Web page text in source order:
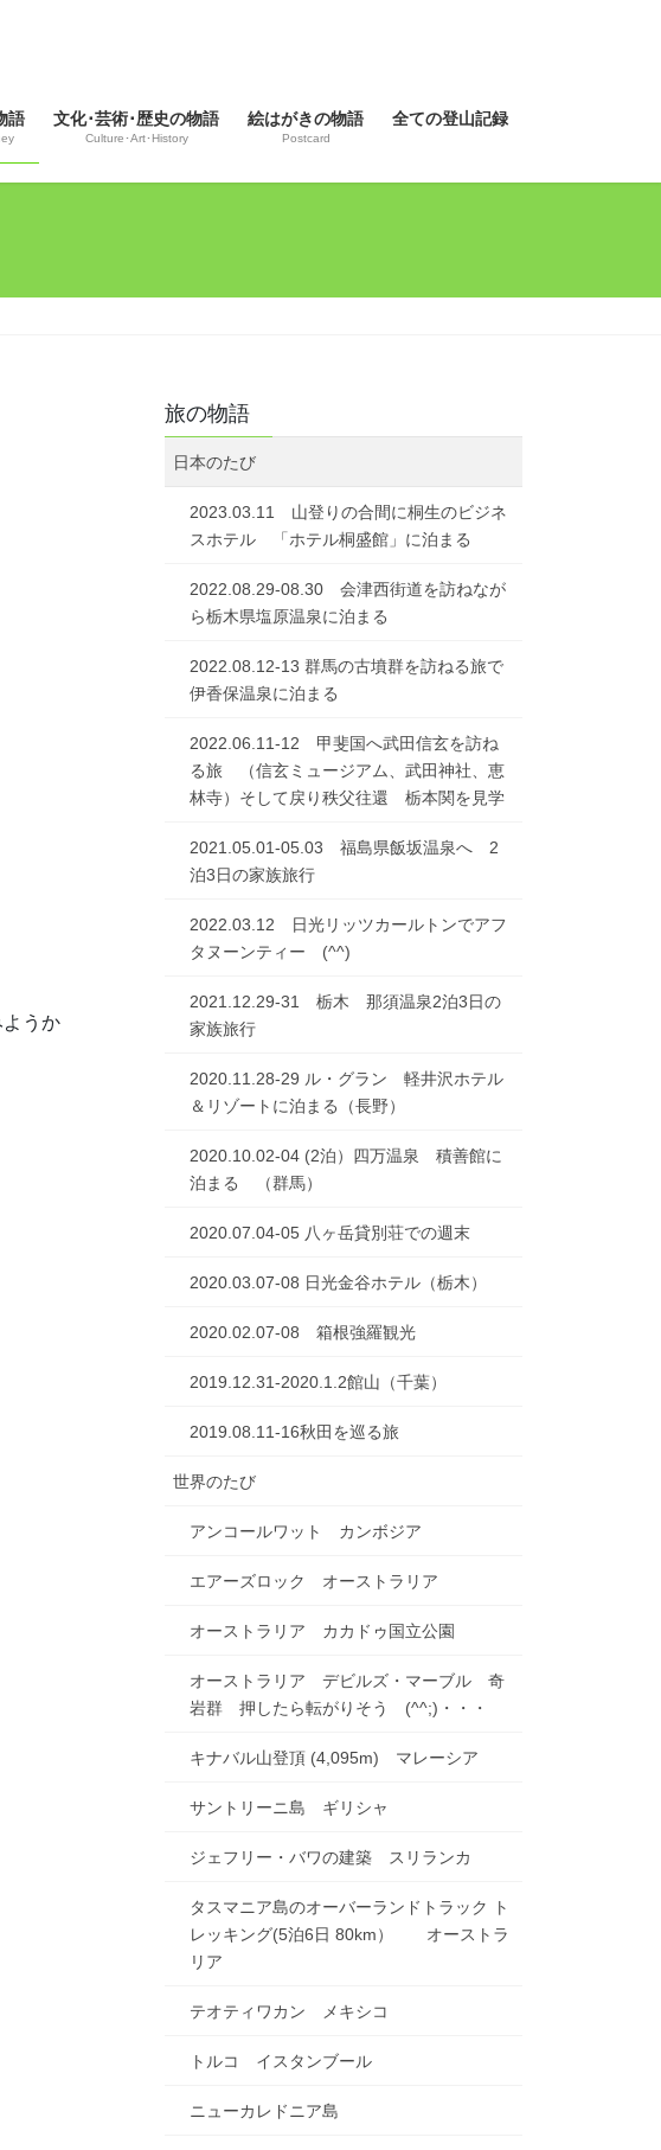
語 文化･芸術･歴史の物語
Culture･Art･History
絵はがきの物語
Postcard
全ての登山記録
うか
旅の物語
日本のたび
2023.03.11 山登りの合間に桐生のビジネ
スホテル 「ホテル桐盛館」に泊まる
2022.08.29-08.30 会津西街道を訪ねなが
ら栃木県塩原温泉に泊まる
2022.08.12-13 群馬の古墳群を訪ねる旅で
伊香保温泉に泊まる
2022.06.11-12 甲斐国へ武田信玄を訪ね
る旅 （信玄ミュージアム、武田神社、恵
林寺）そして戻り秩父往還 栃本関を見学
2021.05.01-05.03 福島県飯坂温泉へ 2
泊3日の家族旅行
2022.03.12 日光リッツカールトンでアフ
タヌーンティー (^^)
2021.12.29-31 栃木 那須温泉2泊3日の
家族旅行
2020.11.28-29 ル・グラン 軽井沢ホテル
＆リゾートに泊まる（長野）
2020.10.02-04 (2泊）四万温泉 積善館に
泊まる （群馬）
2020.07.04-05 八ヶ岳貸別荘での週末
2020.03.07-08 日光金谷ホテル（栃木）
2020.02.07-08 箱根強羅観光
2019.12.31-2020.1.2館山（千葉）
2019.08.11-16秋田を巡る旅
世界のたび
アンコールワット カンボジア
エアーズロック オーストラリア
オーストラリア カカドゥ国立公園
オーストラリア デビルズ・マーブル 奇
岩群 押したら転がりそう (^^;)・・・
キナバル山登頂 (4,095m) マレーシア
サントリーニ島 ギリシャ
ジェフリー・バワの建築 スリランカ
タスマニア島のオーバーランドトラック ト
レッキング(5泊6日 80km） オーストラ
リア
テオティワカン メキシコ
トルコ イスタンブール
ニューカレドニア島